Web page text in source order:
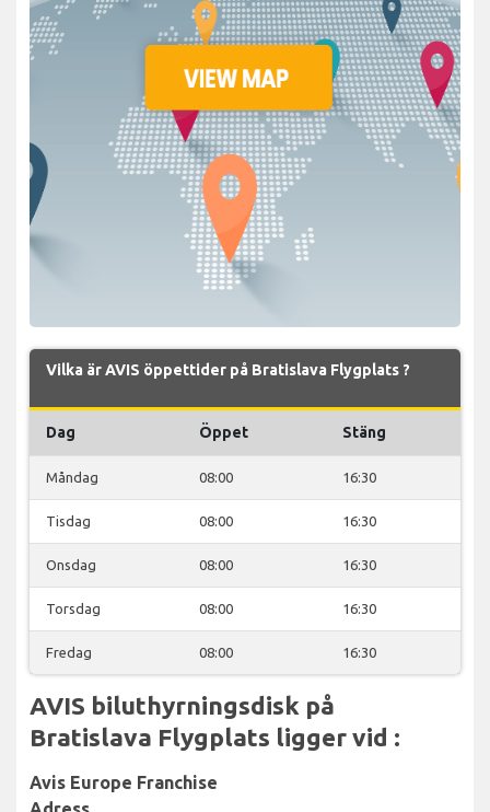
Vilka är AVIS öppettider på Bratislava Flygplats ?
Dag Öppet Stäng
Måndag 08:00 16:30
Tisdag 08:00 16:30
Onsdag 08:00 16:30
Torsdag 08:00 16:30
Fredag 08:00 16:30
AVIS biluthyrningsdisk på
Bratislava Flygplats ligger vid :
Avis Europe Franchise